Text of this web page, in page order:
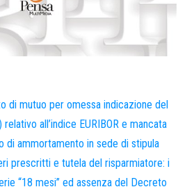
di mutuo per omessa indicazione del
all’indice EURIBOR e mancata
di ammortamento in sede di stipula
prescritti e tutela del risparmiatore: i
“18 mesi” ed assenza del Decreto